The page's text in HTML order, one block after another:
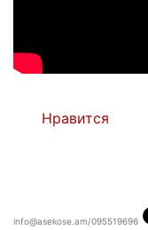
Нравится
info@asekose.am/095519696